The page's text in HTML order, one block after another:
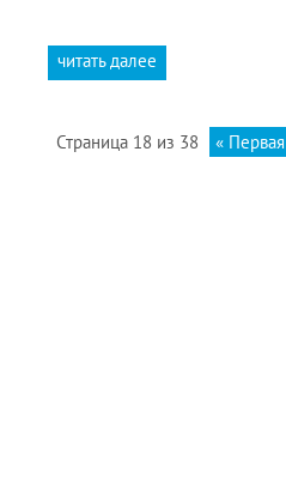
читать далее
Страница 18 из 38 « Первая